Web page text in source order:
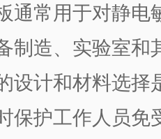
通常用于对静电
制造、实验室和
设计和材料选择
保护工作人员免